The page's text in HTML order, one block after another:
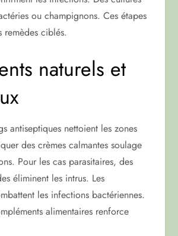
ou champignons. Ces étapes
remèdes ciblés.
naturels et
antiseptiques nettoient les zones
des crèmes calmantes soulage
Pour les cas parasitaires, des
éliminent les intrus. Les
les infections bactériennes.
alimentaires renforce